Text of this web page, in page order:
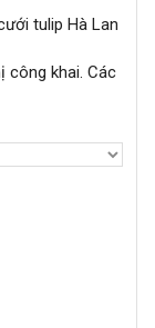
tulip Hà Lan
công khai. Các